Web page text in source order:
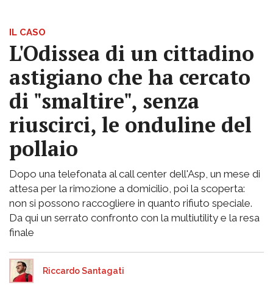
IL CASO
L'Odissea di un cittadino
astigiano che ha cercato
di "smaltire", senza
riuscirci, le onduline del
pollaio
Dopo una telefonata al call center dell'Asp, un mese di
attesa per la rimozione a domicilio, poi la scoperta:
non si possono raccogliere in quanto rifiuto speciale.
Da qui un serrato confronto con la multiutility e la resa
finale
Riccardo Santagati